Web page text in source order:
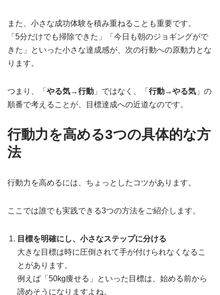
また、小さな成功体験を積み重ねることも重要です。
「5分だけでも掃除できた」「今日も朝のジョギングがで
きた」といった小さな達成感が、次の行動への原動力とな
ります。
つまり、「 やる気→行動 」ではなく、「 行動→やる気 」の
順番で考えることが、目標達成への近道なのです。
行動力を高める3つの具体的な方
法
行動力を高めるには、ちょっとしたコツがあります。
ここでは誰でも実践できる3つの方法をご紹介します。
目標を明確にし、小さなステップに分ける
大きな目標は時に圧倒されて手が付けられなくなるこ
とがあります。
例えば「50kg痩せる」といった目標は、始める前から
諦めそうになりますよね。